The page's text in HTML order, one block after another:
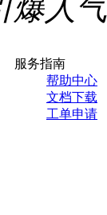
爆人气
服务指南
帮助中心
文档下载
工单申请